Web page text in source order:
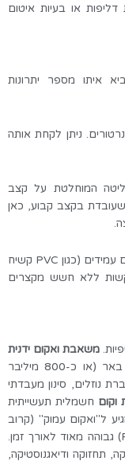
או בעיות איטום
איתו מספר יתרונות
ניתן לקחת אותה
המוחלטת על קצב
שעובדת בקצב קבוע, כאן
המשאבות בנויות מחומרים עמידים (כגון PVC קשיח
ללא חשש מקצרים
משאבת ואקום ידנית
מסוגלת להגיע לרוב לריק (ואקום) של כ-0.8- באר (או כ-800 מיליבר
נוזלים, סינון מעבדתי
חשמלית תעשייתית
ל"ואקום עמוק" (קרוב
ל-0 מוחלט) או כאשר נדרש ספיקה (Flow rate) גבוהה מאוד לאורך זמן.
תחזוקה ודיאגנוסטיקה,